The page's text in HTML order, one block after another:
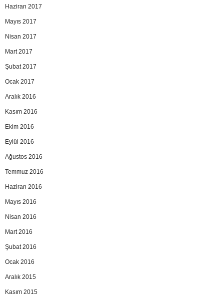
Haziran 2017
Mayıs 2017
Nisan 2017
Mart 2017
Şubat 2017
Ocak 2017
Aralık 2016
Kasım 2016
Ekim 2016
Eylül 2016
Ağustos 2016
Temmuz 2016
Haziran 2016
Mayıs 2016
Nisan 2016
Mart 2016
Şubat 2016
Ocak 2016
Aralık 2015
Kasım 2015